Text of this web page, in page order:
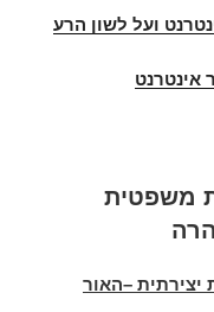
ועל לשון הרע
אינטרנט
משפטית
–האור